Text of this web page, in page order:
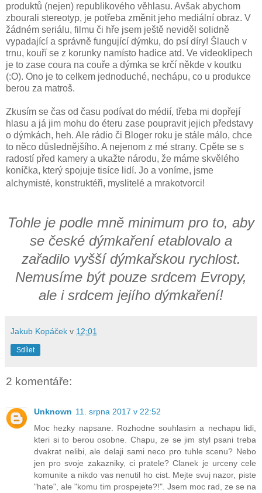
produktů (nejen) republikového věhlasu. Avšak abychom
zbourali stereotyp, je potřeba změnit jeho mediální obraz. V
žádném seriálu, filmu či hře jsem ještě neviděl solidně
vypadající a správně fungující dýmku, do psí díry! Šlauch v
trnu, kouří se z korunky namísto hadice atd. Ve videoklipech
je to zase coura na couře a dýmka se krčí někde v koutku
(:O). Ono je to celkem jednoduché, nechápu, co u produkce
berou za matroš.
Zkusím se čas od času podívat do médií, třeba mi dopřejí
hlasu a já jim mohu do éteru zase poupravit jejich představy
o dýmkách, heh. Ale rádio či Bloger roku je stále málo, chce
to něco důslednějšího. A nejenom z mé strany. Cpěte se s
radostí před kamery a ukažte národu, že máme skvělého
koníčka, který spojuje tisíce lidí. Jo a voníme, jsme
alchymisté, konstruktéři, myslitelé a mrakotvorci!
Tohle je podle mně minimum pro to, aby
se české dýmkaření etablovalo a
zařadilo vyšší dýmkařskou rychlost.
Nemusíme být pouze srdcem Evropy,
ale i srdcem jejího dýmkaření!
Jakub Kopáček v 12:01
Sdílet
2 komentáře:
Unknown 11. srpna 2017 v 22:52
Moc hezky napsane. Rozhodne souhlasim a nechapu lidi,
kteri si to berou osobne. Chapu, ze se jim styl psani treba
dvakrat nelibi, ale delaji sami neco pro tuhle scenu? Nebo
jen pro svoje zakazniky, ci pratele? Clanek je urceny cele
komunite a nikdo vas nenutil ho cist. Mejte svuj nazor, piste
"hate", ale "komu tim prospejete?!". Jsem moc rad, ze se na